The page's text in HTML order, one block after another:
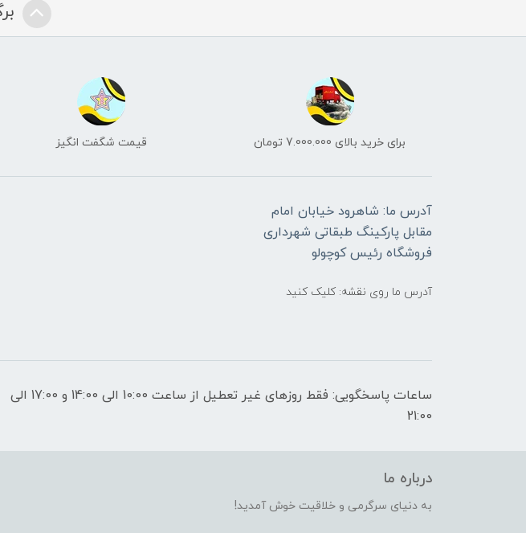
برای خرید بالای 7.000.000 تومان قیمت شگفت انگیز
آدرس ما: شاهرود خیابان امام
مقابل پارکینگ طبقاتی شهرداری
فروشگاه رئیس کوچولو
آدرس ما روی نقشه: کلیک کنید
ساعات پاسخگویی: فقط روزهای غیر تعطیل از ساعت 10:00 الی 14:00 و 17:00 الی
21:00
درباره ما
به دنیای سرگرمی و خلاقیت خوش آمدید!